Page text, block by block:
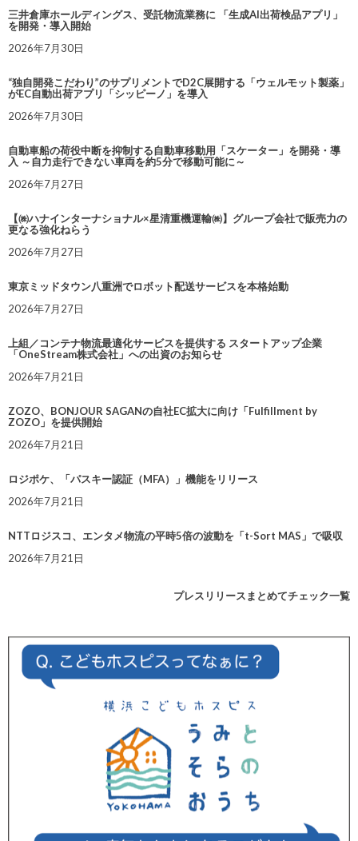
三井倉庫ホールディングス、受託物流業務に 「生成AI出荷検品アプリ」
を開発・導入開始
2026年7月30日
“独自開発こだわり”のサプリメントでD2C展開する「ウェルモット製薬」
がEC自動出荷アプリ「シッピーノ」を導入
2026年7月30日
自動車船の荷役中断を抑制する自動車移動用「スケーター」を開発・導
入 ～自力走行できない車両を約5分で移動可能に～
2026年7月27日
【㈱ハナインターナショナル×星清重機運輸㈱】グループ会社で販売力の
更なる強化ねらう
2026年7月27日
東京ミッドタウン八重洲でロボット配送サービスを本格始動
2026年7月27日
上組／コンテナ物流最適化サービスを提供する スタートアップ企業
「OneStream株式会社」への出資のお知らせ
2026年7月21日
ZOZO、BONJOUR SAGANの自社EC拡大に向け「Fulfillment by
ZOZO」を提供開始
2026年7月21日
ロジポケ、「パスキー認証（MFA）」機能をリリース
2026年7月21日
NTTロジスコ、エンタメ物流の平時5倍の波動を「t-Sort MAS」で吸収
2026年7月21日
プレスリリースまとめてチェック一覧